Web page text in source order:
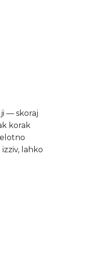
— skoraj
korak
lahko